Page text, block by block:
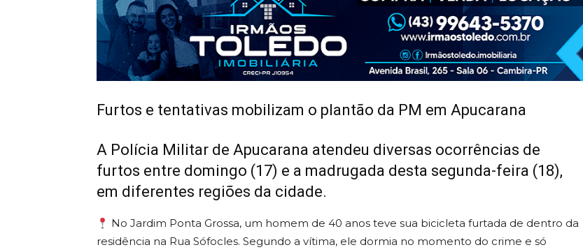
Furtos e tentativas mobilizam o plantão da PM em Apucarana
A Polícia Militar de Apucarana atendeu diversas ocorrências de
furtos entre domingo (17) e a madrugada desta segunda-feira (18),
em diferentes regiões da cidade.
No Jardim Ponta Grossa, um homem de 40 anos teve sua bicicleta furtada de dentro da
residência na Rua Sófocles. Segundo a vítima, ele dormia no momento do crime e só